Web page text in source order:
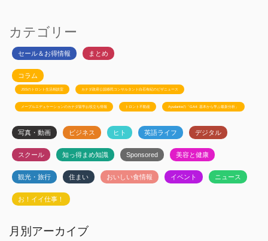
カテゴリー
セール＆お得情報 まとめ
コラム
JSSのトロント生活相談室 カナダ政府公認移民コンサルタント白石有紀のビザニュース
メープルエデュケーションのカナダ留学お役立ち情報 トロント不動産 Ayudanteの「GA4: 基本から学ぶ最新分析」
写真・動画 ビジネス ヒト 英語ライフ デジタル
スクール 知っ得まめ知識 Sponsored 美容と健康
観光・旅行 住まい おいしい食情報 イベント ニュース
お！イイ仕事！
月別アーカイブ